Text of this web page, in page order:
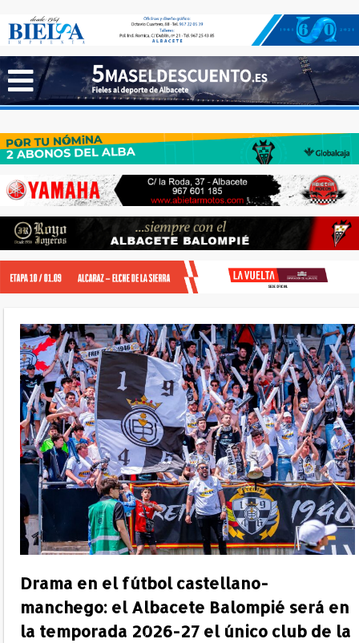
Drama en el fútbol castellano-
manchego: el Albacete Balompié será en
la temporada 2026-27 el único club de la